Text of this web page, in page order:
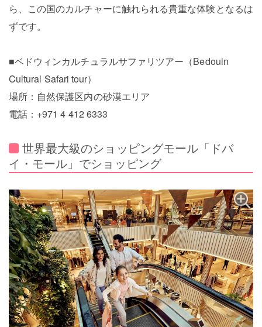
ら、この国のカルチャーに触れられる貴重な体験となるは
ずです。
■ベドウィンカルチュラルサファリツアー（Bedouin
Cultural Safari tour）
場所：自然保護区内の砂漠エリア
電話：+971 4 412 6333
世界最大級のショッピングモール「ドバ
イ・モール」でショッピング